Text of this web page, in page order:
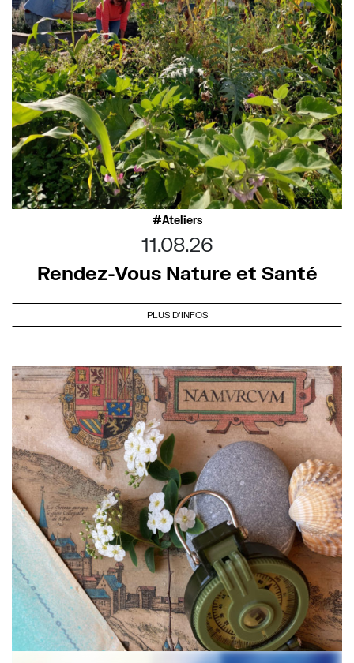
Ateliers
11.08.26
Rendez-Vous Nature et Santé
PLUS D'INFOS